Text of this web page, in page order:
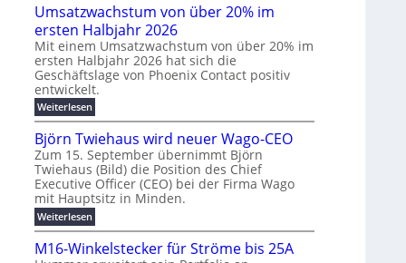
a
u
c
h
t
m
e
h
r
T
e
m
p
o
u
n
u
b
f
ü
r
m
o
d
e
r
n
e
E
n
r
N
H
-
S
i
c
h
e
r
u
n
g
s
l
s
i
l
i
g
u
n
g
b
e
i
m
2
0
2
6
E
r
f
a
c
h
d
u
r
c
h
f
ü
h
u
n
g
e
n
f
Umsatzwachstum von über 20% im
ersten Halbjahr 2026
Mit einem Umsatzwachstum von über 20% im
ersten Halbjahr 2026 hat sich die
Geschäftslage von Phoenix Contact positiv
entwickelt.
Weiterlesen:
U
m
s
a
z
w
a
c
h
s
t
Björn Twiehaus wird neuer Wago-CEO
Zum 15. September übernimmt Björn
Twiehaus (Bild) die Position des Chief
Executive Officer (CEO) bei der Firma Wago
mit Hauptsitz in Minden.
Weiterlesen:
B
ö
M16-Winkelstecker für Ströme bis 25A